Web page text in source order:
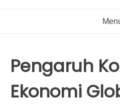
Pengaruh
Ekonomi